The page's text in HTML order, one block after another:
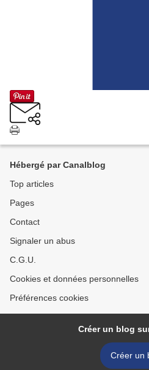
Hébergé par Canalblog
Top articles
Pages
Contact
Signaler un abus
C.G.U.
Cookies et données personnelles
Préférences cookies
Créer un blog
Créer un